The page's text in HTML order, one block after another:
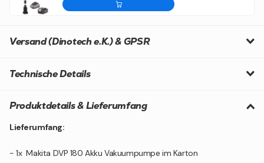
Versand (Dinotech e.K.) & GPSR
Technische Details
Produktdetails & Lieferumfang
Lieferumfang:
- 1x Makita DVP 180 Akku Vakuumpumpe im Karton